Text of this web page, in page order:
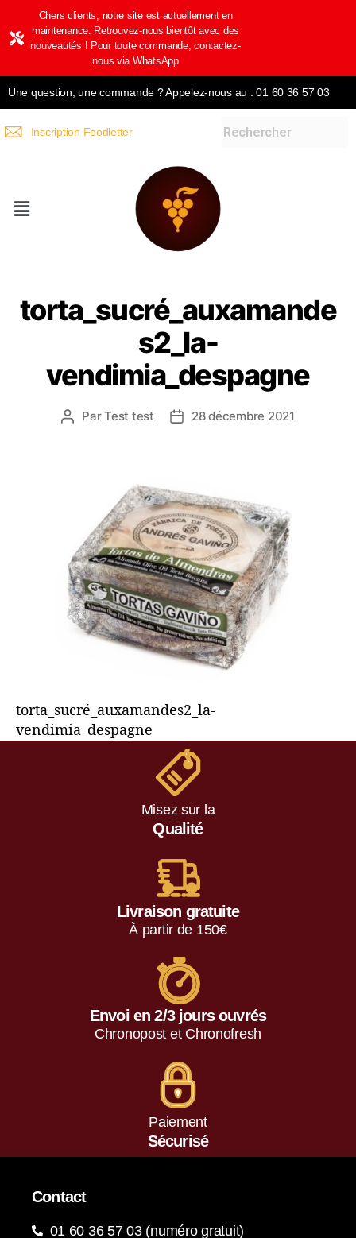
Chers clients, notre site est actuellement en
maintenance. Retrouvez-nous bientôt avec des
nouveautés ! Pour toute commande, contactez-
nous via WhatsApp
Une question, une commande ? Appelez-nous au : 01 60 36 57 03
Inscription Foodletter
torta_sucré_auxamande
s2_la-
vendimia_despagne
ParTest test 28 décembre 2021
torta_sucré_auxamandes2_la-
vendimia_despagne
Misez sur la
Qualité
Livraison gratuite
À partir de 150€
Envoi en 2/3 jours ouvrés
Chronopost et Chronofresh
Paiement
Sécurisé
Contact
01 60 36 57 03 (numéro gratuit)